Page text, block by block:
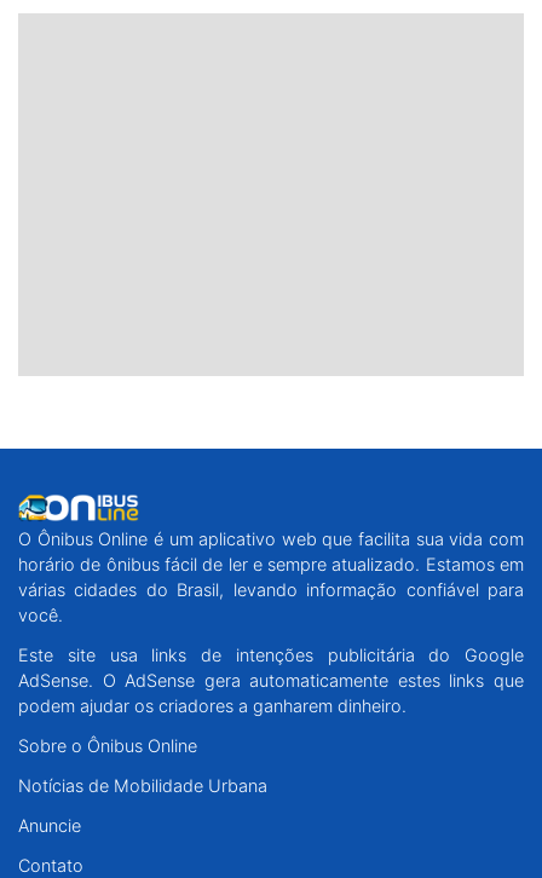
O Ônibus Online é um aplicativo web que facilita sua vida com
horário de ônibus fácil de ler e sempre atualizado. Estamos em
várias cidades do Brasil, levando informação confiável para
você.
Este site usa links de intenções publicitária do Google
AdSense. O AdSense gera automaticamente estes links que
podem ajudar os criadores a ganharem dinheiro.
Sobre o Ônibus Online
Notícias de Mobilidade Urbana
Anuncie
Contato